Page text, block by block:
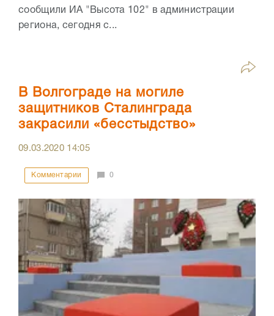
сообщили ИА "Высота 102" в администрации
региона, сегодня с...
В Волгограде на могиле
защитников Сталинграда
закрасили «бесстыдство»
09.03.2020 14:05
Комментарии 0